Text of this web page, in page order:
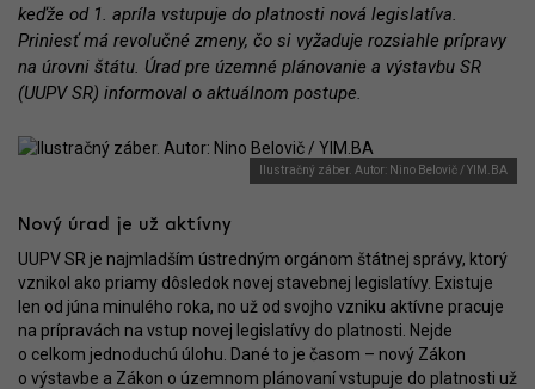
keďže od 1. apríla vstupuje do platnosti nová legislatíva.
Priniesť má revolučné zmeny, čo si vyžaduje rozsiahle prípravy
na úrovni štátu. Úrad pre územné plánovanie a výstavbu SR
(UUPV SR) informoval o aktuálnom postupe.
Ilustračný záber. Autor: Nino Belovič / YIM.BA
Nový úrad je už aktívny
UUPV SR je najmladším ústredným orgánom štátnej správy, ktorý
vznikol ako priamy dôsledok novej stavebnej legislatívy. Existuje
len od júna minulého roka, no už od svojho vzniku aktívne pracuje
na prípravách na vstup novej legislatívy do platnosti. Nejde
o celkom jednoduchú úlohu. Dané to je časom – nový Zákon
o výstavbe a Zákon o územnom plánovaní vstupuje do platnosti už